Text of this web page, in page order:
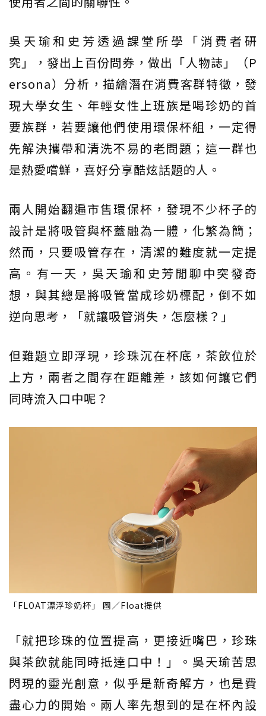
吳天瑜和史芳透過課堂所學「消費者研
究」，發出上百份問券，做出「人物誌」（P
ersona）分析，描繪潛在消費客群特徵，發
現大學女生、年輕女性上班族是喝珍奶的首
要族群，若要讓他們使用環保杯組，一定得
先解決攜帶和清洗不易的老問題；這一群也
是熱愛嚐鮮，喜好分享酷炫話題的人。
兩人開始翻遍市售環保杯，發現不少杯子的
設計是將吸管與杯蓋融為一體，化繁為簡；
然而，只要吸管存在，清潔的難度就一定提
高。有一天，吳天瑜和史芳閒聊中突發奇
想，與其總是將吸管當成珍奶標配，倒不如
逆向思考，「就讓吸管消失，怎麼樣？」
但難題立即浮現，珍珠沉在杯底，茶飲位於
上方，兩者之間存在距離差，該如何讓它們
同時流入口中呢？
「FLOAT漂浮珍奶杯」 圖／Float提供
「就把珍珠的位置提高，更接近嘴巴，珍珠
與茶飲就能同時抵達口中！」。吳天瑜苦思
閃現的靈光創意，似乎是新奇解方，也是費
盡心力的開始。兩人率先想到的是在杯內設